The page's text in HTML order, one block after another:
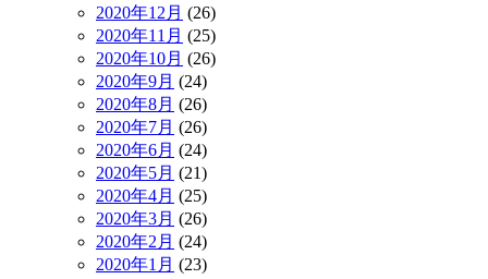
2020年12月 (26)
2020年11月 (25)
2020年10月 (26)
2020年9月 (24)
2020年8月 (26)
2020年7月 (26)
2020年6月 (24)
2020年5月 (21)
2020年4月 (25)
2020年3月 (26)
2020年2月 (24)
2020年1月 (23)